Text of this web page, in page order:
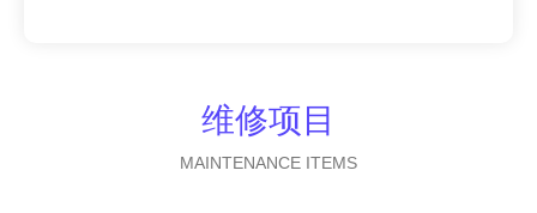
维修项目
MAINTENANCE ITEMS